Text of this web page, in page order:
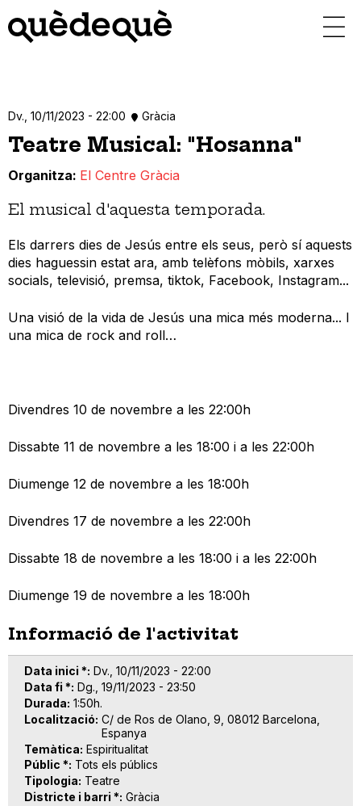
contingut
Dv., 10/11/2023 - 22:00 Gràcia
Teatre Musical: "Hosanna"
Organitza El Centre Gràcia
El musical d'aquesta temporada.
Els darrers dies de Jesús entre els seus, però sí aquests
dies haguessin estat ara, amb telèfons mòbils, xarxes
socials, televisió, premsa, tiktok, Facebook, Instagram...
Una visió de la vida de Jesús una mica més moderna... I
una mica de rock and roll…
Divendres 10 de novembre a les 22:00h
Dissabte 11 de novembre a les 18:00 i a les 22:00h
Diumenge 12 de novembre a les 18:00h
Divendres 17 de novembre a les 22:00h
Dissabte 18 de novembre a les 18:00 i a les 22:00h
Diumenge 19 de novembre a les 18:00h
Informació de l'activitat
Data inici * Dv., 10/11/2023 - 22:00
Data fi * Dg., 19/11/2023 - 23:50
Durada 1:50h.
Localització C/ de Ros de Olano, 9, 08012 Barcelona,
Espanya
Temàtica Espiritualitat
Públic * Tots els públics
Tipologia Teatre
Districte i barri * Gràcia